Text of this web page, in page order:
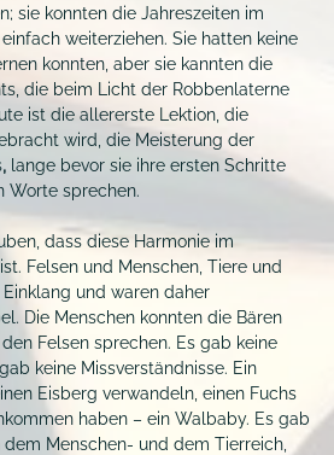
sie konnten die Jahreszeiten im
weiterziehen. Sie hatten keine
konnten, aber sie kannten die
die beim Licht der Robbenlaterne
ist die allererste Lektion, die
wird, die Meisterung der
, lange bevor sie ihre ersten Schritte
Worte sprechen.
dass diese Harmonie im
Felsen und Menschen, Tiere und
und waren daher
Die Menschen konnten die Bären
Felsen sprechen. Es gab keine
keine Missverständnisse. Ein
Eisberg verwandeln, einen Fuchs
haben – ein Walbaby. Es gab
dem Menschen- und dem Tierreich,